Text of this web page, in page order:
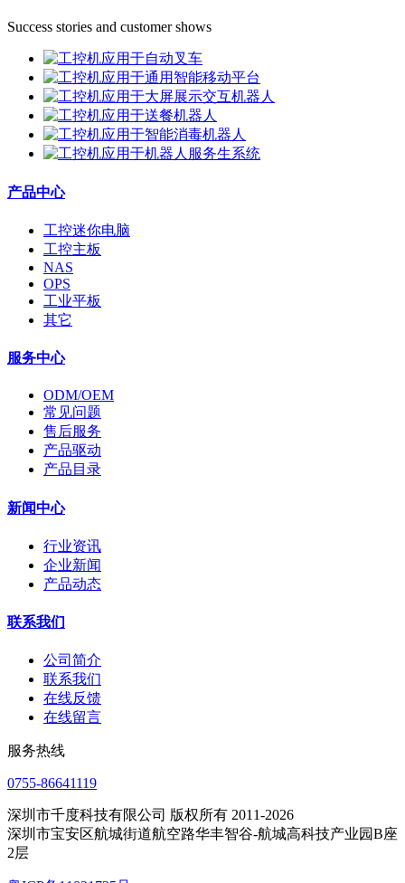
Success stories and customer shows
产品中心
工控迷你电脑
工控主板
NAS
OPS
工业平板
其它
服务中心
ODM/OEM
常见问题
售后服务
产品驱动
产品目录
新闻中心
行业资讯
企业新闻
产品动态
联系我们
公司简介
联系我们
在线反馈
在线留言
服务热线
0755-86641119
深圳市千度科技有限公司 版权所有 2011-2026
深圳市宝安区航城街道航空路华丰智谷-航城高科技产业园B座
2层